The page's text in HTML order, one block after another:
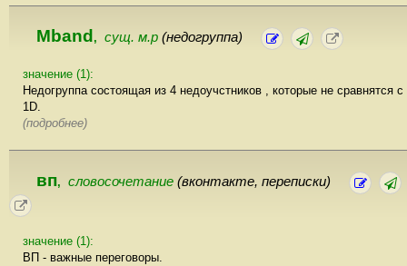
Mband , сущ. м.р (недогруппа)
значение (1):
Недогруппа состоящая из 4 недоучстников , которые не сравнятся с
1D.
(подробнее)
вп, словосочетание (вконтакте, переписки)
значение (1):
ВП - важные переговоры.